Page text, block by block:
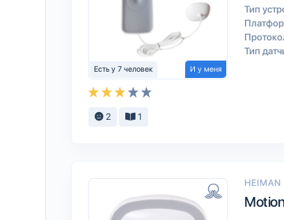
Есть у 7 человек И у меня
Тип
Тип
2 1
HEIMAN